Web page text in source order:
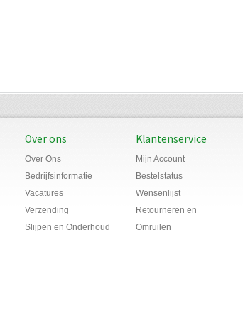
Over ons
Over Ons
Bedrijfsinformatie
Vacatures
Verzending
Slijpen en Onderhoud
Klantenservice
Mijn Account
Bestelstatus
Wensenlijst
Retourneren en
Omruilen